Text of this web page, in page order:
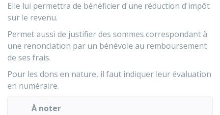
Elle lui permettra de bénéficier d'une réduction d'impôt
sur le revenu.
Permet aussi de justifier des sommes correspondant à
une renonciation par un bénévole au remboursement
de ses frais.
Pour les dons en nature, il faut indiquer leur évaluation
en numéraire.
À noter